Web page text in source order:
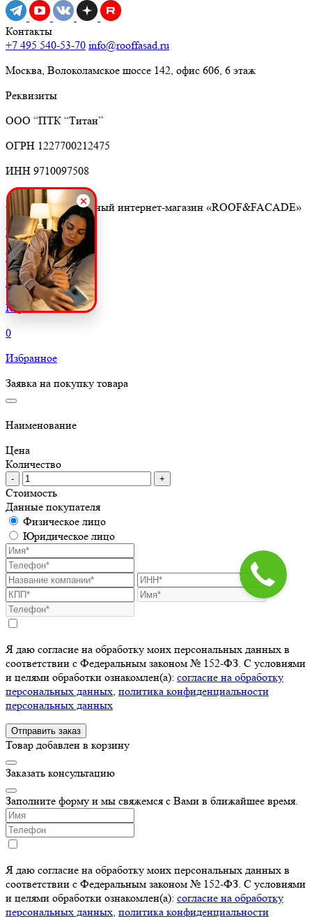
Контакты
+7 495 540-53-70 info@rooffasad.ru
Москва, Волоколамское шоссе 142, офис 606, 6 этаж
Реквизиты
ООО “ПТК “Титан”
ОГРН 1227700212475
ИНН 9710097508
© 2026. Строительный интернет-магазин «ROOF&FACADE»
Главная
Каталог
Корзина
Корзина
0
Избранное
Заявка на покупку товара
Наименование
Цена
Количество
- +
Стоимость
Данные покупателя
Физическое лицо
Юридическое лицо
Я даю согласие на обработку моих персональных данных в
соответствии с Федеральным законом № 152-ФЗ. С условиями
и целями обработки ознакомлен(а): cогласие на обработку
персональных данных, политика конфиденциальности
персональных данных
Отправить заказ
Товар добавлен в корзину
Заказать консультацию
Заполните форму и мы свяжемся с Вами в ближайшее время.
Я даю согласие на обработку моих персональных данных в
соответствии с Федеральным законом № 152-ФЗ. С условиями
и целями обработки ознакомлен(а): cогласие на обработку
персональных данных, политика конфиденциальности